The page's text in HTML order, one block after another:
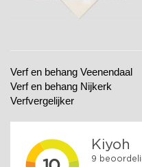
Verf en behang Veenendaal
Verf en behang Nijkerk
Verfvergelijker